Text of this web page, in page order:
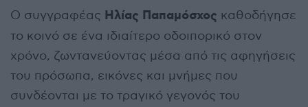
Ο συγγραφέας Ηλίας Παπαμόσχος καθοδήγησε
το κοινό σε ένα ιδιαίτερο οδοιπορικό στον
χρόνο, ζωντανεύοντας μέσα από τις αφηγήσεις
του πρόσωπα, εικόνες και μνήμες που
συνδέονται με το τραγικό γεγονός του